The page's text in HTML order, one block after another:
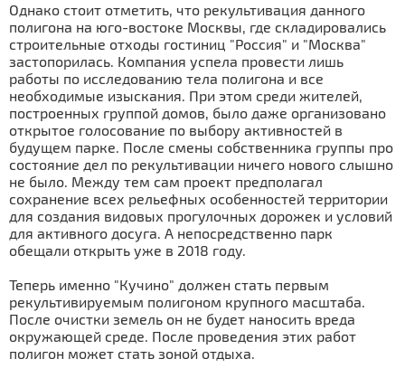
Однако стоит отметить, что рекультивация данного
полигона на юго-востоке Москвы, где складировались
строительные отходы гостиниц "Россия" и "Москва"
застопорилась. Компания успела провести лишь
работы по исследованию тела полигона и все
необходимые изыскания. При этом среди жителей,
построенных группой домов, было даже организовано
открытое голосование по выбору активностей в
будущем парке. После смены собственника группы про
состояние дел по рекультивации ничего нового слышно
не было. Между тем сам проект предполагал
сохранение всех рельефных особенностей территории
для создания видовых прогулочных дорожек и условий
для активного досуга. А непосредственно парк
обещали открыть уже в 2018 году.
Теперь именно "Кучино" должен стать первым
рекультивируемым полигоном крупного масштаба.
После очистки земель он не будет наносить вреда
окружающей среде. После проведения этих работ
полигон может стать зоной отдыха.